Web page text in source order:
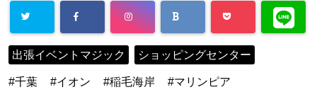
出張イベントマジック ショッピングセンター
千葉 イオン 稲毛海岸
マリンピア